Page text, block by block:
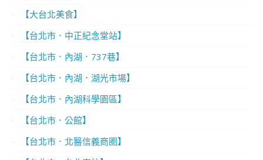
【大台北美食】
【台北市．中正紀念堂站】
【台北市．內湖．737巷】
【台北市．內湖．湖光市場】
【台北市．內湖科學園區】
【台北市．公館】
【台北市．北醫信義商圈】